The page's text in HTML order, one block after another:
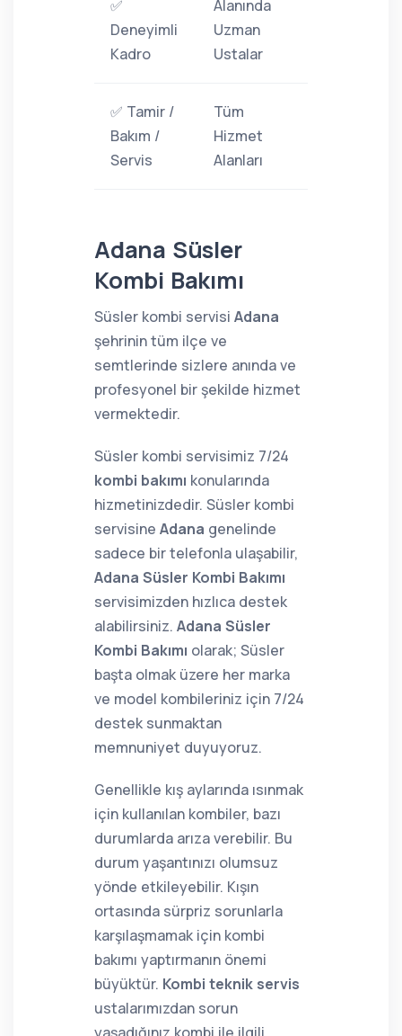
✅
Deneyimli
Kadro
Alanında
Uzman
Ustalar
✅ Tamir /
Bakım /
Servis
Tüm
Hizmet
Alanları
Adana Süsler
Kombi Bakımı
Süsler kombi servisi Adana
şehrinin tüm ilçe ve
semtlerinde sizlere anında ve
profesyonel bir şekilde hizmet
vermektedir.
Süsler kombi servisimiz 7/24
kombi bakımı konularında
hizmetinizdedir. Süsler kombi
servisine Adana genelinde
sadece bir telefonla ulaşabilir,
Adana Süsler Kombi Bakımı
servisimizden hızlıca destek
alabilirsiniz. Adana Süsler
Kombi Bakımı olarak; Süsler
başta olmak üzere her marka
ve model kombileriniz için 7/24
destek sunmaktan
memnuniyet duyuyoruz.
Genellikle kış aylarında ısınmak
için kullanılan kombiler, bazı
durumlarda arıza verebilir. Bu
durum yaşantınızı olumsuz
yönde etkileyebilir. Kışın
ortasında sürpriz sorunlarla
karşılaşmamak için kombi
bakımı yaptırmanın önemi
büyüktür. Kombi teknik servis
ustalarımızdan sorun